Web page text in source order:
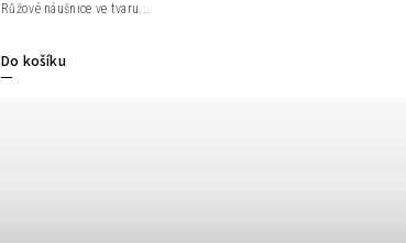
Do košíku
Růžové náušnice ve tvaru...